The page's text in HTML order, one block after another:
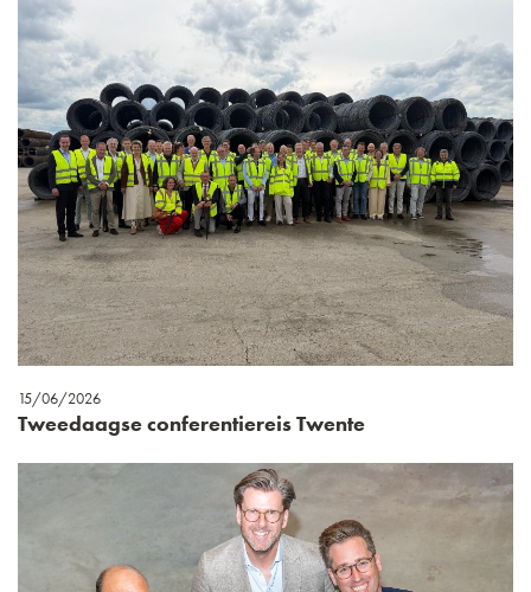
15/06/2026
Tweedaagse conferentiereis Twente